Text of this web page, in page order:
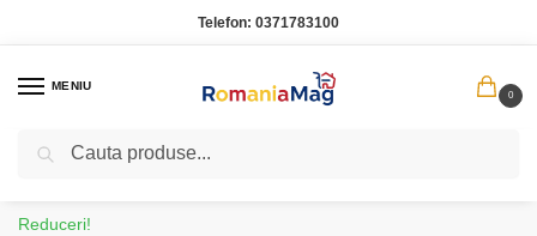
Telefon: 0371783100
MENIU
0
Prima pagină / Casa Gradina
Reduceri!